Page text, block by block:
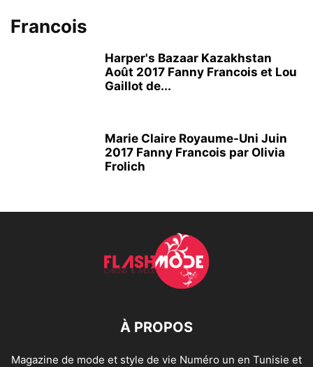
Francois
Harper's Bazaar Kazakhstan
Août 2017 Fanny Francois et Lou
Gaillot de...
Marie Claire Royaume-Uni Juin
2017 Fanny Francois par Olivia
Frolich
À PROPOS
Magazine de mode et style de vie Numéro un en Tunisie et